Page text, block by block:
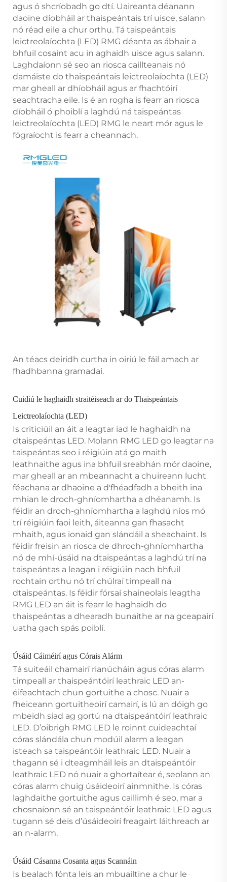
agus ó shcríobadh go dtí. Uaireanta déanann
daoine díobháil ar thaispeántais trí uisce, salann
nó réad eile a chur orthu. Tá taispeántais
leictreolaíochta (LED) RMG déanta as ábhair a
bhfuil cosaint acu in aghaidh uisce agus salann.
Laghdaíonn sé seo an riosca caillteanais nó
damáiste do thaispeántais leictreolaíochta (LED)
mar gheall ar dhíobháil agus ar fhachtóirí
seachtracha eile. Is é an rogha is fearr an riosca
díobháil ó phoiblí a laghdú ná taispeántas
leictreolaíochta (LED) RMG le neart mór agus le
fógraíocht is fearr a cheannach.
An téacs deiridh curtha in oiriú le fáil amach ar
fhadhbanna gramadaí.
Cuidiú le haghaidh straitéiseach ar do Thaispeántais
Leictreolaíochta (LED)
Is criticiúil an áit a leagtar iad le haghaidh na
dtaispeántas LED. Molann RMG LED go leagtar na
taispeántas seo i réigiúin atá go maith
leathnaithe agus ina bhfuil sreabhán mór daoine,
mar gheall ar an mbeannacht a chuireann lucht
féachana ar dhaoine a d'fhéadfadh a bheith ina
mhian le droch-ghníomhartha a dhéanamh. Is
féidir an droch-ghníomhartha a laghdú níos mó
trí réigiúin faoi leith, áiteanna gan fhasacht
mhaith, agus ionaid gan slándáil a sheachaint. Is
féidir freisin an riosca de dhroch-ghníomhartha
nó de mhí-úsáid na dtaispeántas a laghdú trí na
taispeántas a leagan i réigiúin nach bhfuil
rochtain orthu nó trí chúlraí timpeall na
dtaispeántas. Is féidir fórsaí shaineolais leagtha
RMG LED an áit is fearr le haghaidh do
thaispeántas a dhearadh bunaithe ar na gceapairí
uatha gach spás poiblí.
Úsáid Cáiméirí agus Córais Alárm
Tá suiteáil chamairí rianúcháin agus córas alarm
timpeall ar thaispeántóirí leathraic LED an-
éifeachtach chun gortuithe a chosc. Nuair a
fheiceann gortuitheoirí camairí, is lú an dóigh go
mbeidh siad ag gortú na dtaispeántóirí leathraic
LED. D’oibrigh RMG LED le roinnt cuideachtaí
córas slándála chun modúil alarm a leagan
isteach sa taispeántóir leathraic LED. Nuair a
thagann sé i dteagmháil leis an dtaispeántóir
leathraic LED nó nuair a ghortaítear é, seolann an
córas alarm chuig úsáideoirí ainmnithe. Is córas
laghdaithe gortuithe agus caillimh é seo, mar a
chosnaíonn sé an taispeántóir leathraic LED agus
tugann sé deis d’úsáideoirí freagairt láithreach ar
an n-alarm.
Úsáid Cásanna Cosanta agus Scannáin
Is bealach fónta leis an mbuailtine a chur le